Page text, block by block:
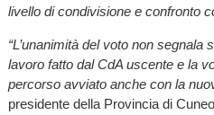
livello di condivisione e confronto
“L’unanimità del voto non segnala
lavoro fatto dal CdA uscente e la
percorso avviato anche con la
presidente della Provincia di Cuneo